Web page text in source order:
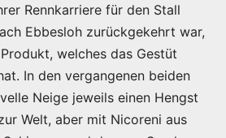
Rennkarriere für den Stall
Ebbesloh zurückgekehrt war,
welches das Gestüt
In den vergangenen beiden
Neige jeweils einen Hengst
Welt, aber mit Nicoreni aus